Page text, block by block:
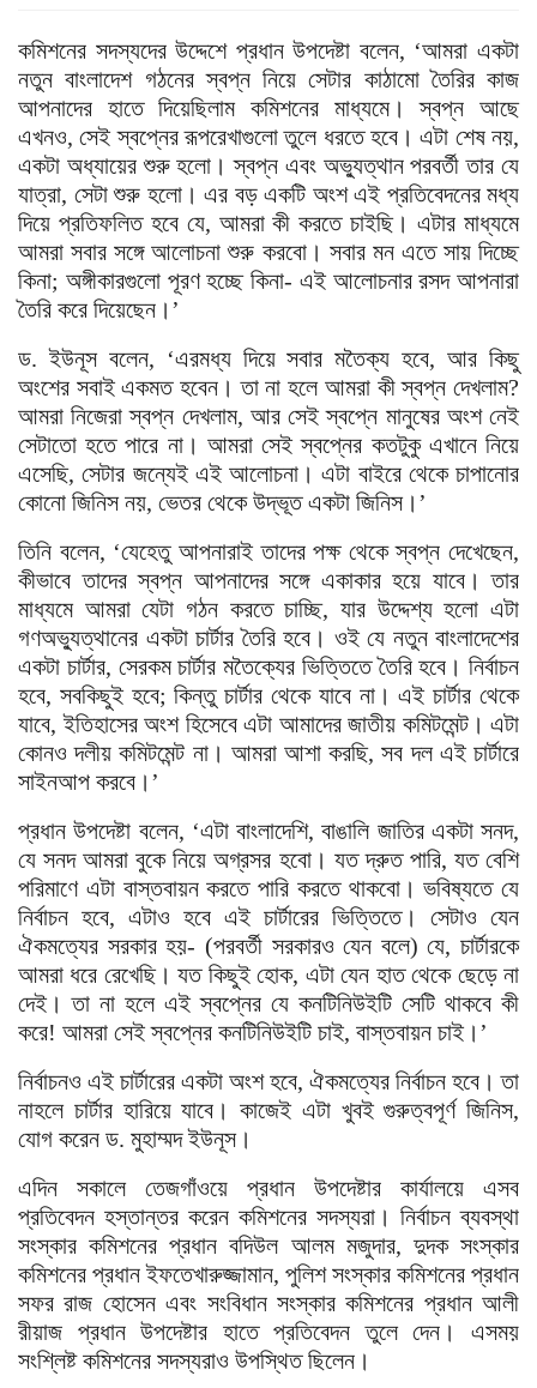
কমিশনের সদস্যদের উদ্দেশে প্রধান উপদেষ্টা বলেন, ‘আমরা একটা
নতুন বাংলাদেশ গঠনের স্বপ্ন নিয়ে সেটার কাঠামো তৈরির কাজ
আপনাদের হাতে দিয়েছিলাম কমিশনের মাধ্যমে। স্বপ্ন আছে
এখনও, সেই স্বপ্নের রূপরেখাগুলো তুলে ধরতে হবে। এটা শেষ নয়,
একটা অধ্যায়ের শুরু হলো। স্বপ্ন এবং অভ্যুত্থান পরবর্তী তার যে
যাত্রা, সেটা শুরু হলো। এর বড় একটি অংশ এই প্রতিবেদনের মধ্য
দিয়ে প্রতিফলিত হবে যে, আমরা কী করতে চাইছি। এটার মাধ্যমে
আমরা সবার সঙ্গে আলোচনা শুরু করবো। সবার মন এতে সায় দিচ্ছে
কিনা; অঙ্গীকারগুলো পূরণ হচ্ছে কিনা- এই আলোচনার রসদ আপনারা
তৈরি করে দিয়েছেন।’
ড. ইউনূস বলেন, ‘এরমধ্য দিয়ে সবার মতৈক্য হবে, আর কিছু
অংশের সবাই একমত হবেন। তা না হলে আমরা কী স্বপ্ন দেখলাম?
আমরা নিজেরা স্বপ্ন দেখলাম, আর সেই স্বপ্নে মানুষের অংশ নেই
সেটাতো হতে পারে না। আমরা সেই স্বপ্নের কতটুকু এখানে নিয়ে
এসেছি, সেটার জন্যেই এই আলোচনা। এটা বাইরে থেকে চাপানোর
কোনো জিনিস নয়, ভেতর থেকে উদ্ভূত একটা জিনিস।’
তিনি বলেন, ‘যেহেতু আপনারাই তাদের পক্ষ থেকে স্বপ্ন দেখেছেন,
কীভাবে তাদের স্বপ্ন আপনাদের সঙ্গে একাকার হয়ে যাবে। তার
মাধ্যমে আমরা যেটা গঠন করতে চাচ্ছি, যার উদ্দেশ্য হলো এটা
গণঅভ্যুত্থানের একটা চার্টার তৈরি হবে। ওই যে নতুন বাংলাদেশের
একটা চার্টার, সেরকম চার্টার মতৈক্যের ভিত্তিতে তৈরি হবে। নির্বাচন
হবে, সবকিছুই হবে; কিন্তু চার্টার থেকে যাবে না। এই চার্টার থেকে
যাবে, ইতিহাসের অংশ হিসেবে এটা আমাদের জাতীয় কমিটমেন্ট। এটা
কোনও দলীয় কমিটমেন্ট না। আমরা আশা করছি, সব দল এই চার্টারে
সাইনআপ করবে।’
প্রধান উপদেষ্টা বলেন, ‘এটা বাংলাদেশি, বাঙালি জাতির একটা সনদ,
যে সনদ আমরা বুকে নিয়ে অগ্রসর হবো। যত দ্রুত পারি, যত বেশি
পরিমাণে এটা বাস্তবায়ন করতে পারি করতে থাকবো। ভবিষ্যতে যে
নির্বাচন হবে, এটাও হবে এই চার্টারের ভিত্তিতে। সেটাও যেন
ঐকমত্যের সরকার হয়- (পরবর্তী সরকারও যেন বলে) যে, চার্টারকে
আমরা ধরে রেখেছি। যত কিছুই হোক, এটা যেন হাত থেকে ছেড়ে না
দেই। তা না হলে এই স্বপ্নের যে কনটিনিউইটি সেটি থাকবে কী
করে! আমরা সেই স্বপ্নের কনটিনিউইটি চাই, বাস্তবায়ন চাই।’
নির্বাচনও এই চার্টারের একটা অংশ হবে, ঐকমত্যের নির্বাচন হবে। তা
নাহলে চার্টার হারিয়ে যাবে। কাজেই এটা খুবই গুরুত্বপূর্ণ জিনিস,
যোগ করেন ড. মুহাম্মদ ইউনূস।
এদিন সকালে তেজগাঁওয়ে প্রধান উপদেষ্টার কার্যালয়ে এসব
প্রতিবেদন হস্তান্তর করেন কমিশনের সদস্যরা। নির্বাচন ব্যবস্থা
সংস্কার কমিশনের প্রধান বদিউল আলম মজুদার, দুদক সংস্কার
কমিশনের প্রধান ইফতেখারুজ্জামান, পুলিশ সংস্কার কমিশনের প্রধান
সফর রাজ হোসেন এবং সংবিধান সংস্কার কমিশনের প্রধান আলী
রীয়াজ প্রধান উপদেষ্টার হাতে প্রতিবেদন তুলে দেন। এসময়
সংশ্লিষ্ট কমিশনের সদস্যরাও উপস্থিত ছিলেন।